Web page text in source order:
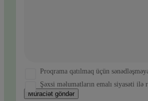
Proqrama qatılmaq üçün
Şəxsi məlumatların emalı siyasəti ilə
Müraciət göndər